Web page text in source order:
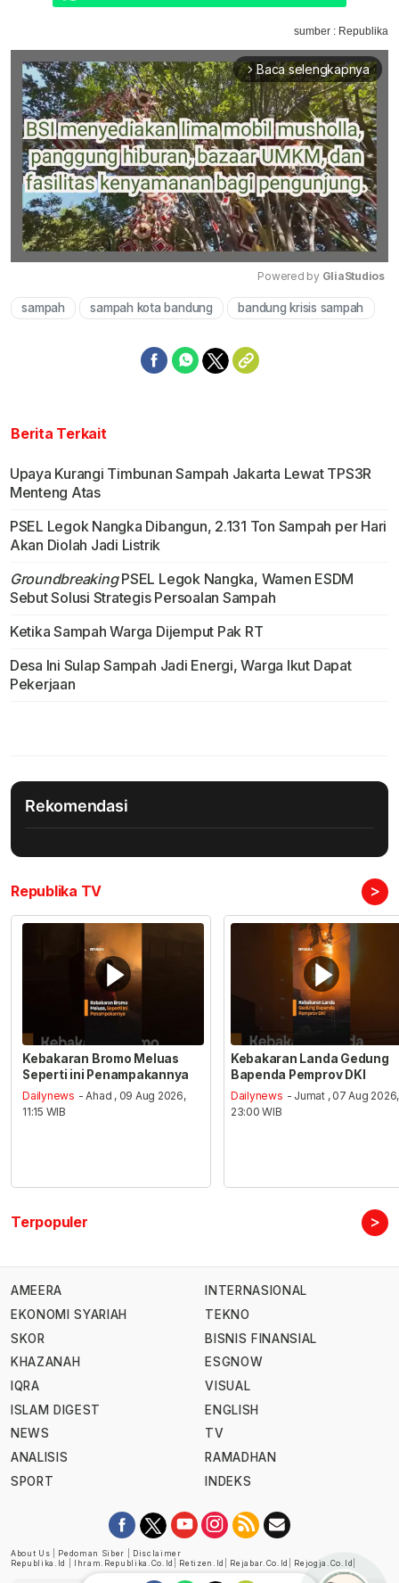
sumber : Republika
arrow_forward_ios Baca selengkapnya
Mute
Powered by GliaStudios
sampah sampah kota bandung bandung krisis sampah
Berita Terkait
Upaya Kurangi Timbunan Sampah Jakarta Lewat TPS3R
Menteng Atas
PSEL Legok Nangka Dibangun, 2.131 Ton Sampah per Hari
Akan Diolah Jadi Listrik
GroundbreakingPSEL Legok Nangka, Wamen ESDM
Sebut Solusi Strategis Persoalan Sampah
Ketika Sampah Warga Dijemput Pak RT
Desa Ini Sulap Sampah Jadi Energi, Warga Ikut Dapat
Pekerjaan
Rekomendasi
Republika TV >
Kebakaran Bromo Meluas
Seperti ini Penampakannya
Dailynews - Ahad , 09 Aug 2026,
11:15 WIB
Kebakaran Landa Gedung
Bapenda Pemprov DKI
Dailynews - Jumat , 07 Aug 2026,
23:00 WIB
Terpopuler >
AMEERA
EKONOMI SYARIAH
SKOR
KHAZANAH
IQRA
ISLAM DIGEST
NEWS
ANALISIS
SPORT
INTERNASIONAL
TEKNO
BISNIS FINANSIAL
ESGNOW
VISUAL
ENGLISH
TV
RAMADHAN
INDEKS
About Us Pedoman Siber
Disclaimer
Republika.id
Ihram.republika.co.id Retizen.id Rejabar.co.id Rejogja.co.id